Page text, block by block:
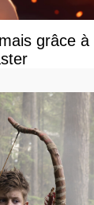
grâce à